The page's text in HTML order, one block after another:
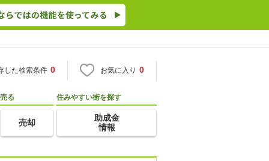
した検索条件 0 お気に入り 0
売る
売却
住みやすい街を探す
助成金
情報